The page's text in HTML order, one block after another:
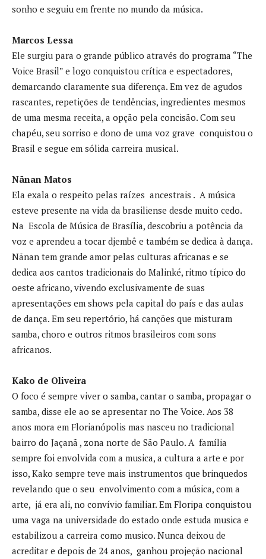
sonho e seguiu em frente no mundo da música.
Marcos Lessa
Ele surgiu para o grande público através do programa “The
Voice Brasil” e logo conquistou crítica e espectadores,
demarcando claramente sua diferença. Em vez de agudos
rascantes, repetições de tendências, ingredientes mesmos
de uma mesma receita, a opção pela concisão. Com seu
chapéu, seu sorriso e dono de uma voz grave conquistou o
Brasil e segue em sólida carreira musical.
Nãnan Matos
Ela exala o respeito pelas raízes ancestrais . A música
esteve presente na vida da brasiliense desde muito cedo.
Na Escola de Música de Brasília, descobriu a potência da
voz e aprendeu a tocar djembê e também se dedica à dança.
Nãnan tem grande amor pelas culturas africanas e se
dedica aos cantos tradicionais do Malinké, ritmo típico do
oeste africano, vivendo exclusivamente de suas
apresentações em shows pela capital do país e das aulas
de dança. Em seu repertório, há canções que misturam
samba, choro e outros ritmos brasileiros com sons
africanos.
Kako de Oliveira
O foco é sempre viver o samba, cantar o samba, propagar o
samba, disse ele ao se apresentar no The Voice. Aos 38
anos mora em Florianópolis mas nasceu no tradicional
bairro do Jaçanã , zona norte de São Paulo. A família
sempre foi envolvida com a musica, a cultura a arte e por
isso, Kako sempre teve mais instrumentos que brinquedos
revelando que o seu envolvimento com a música, com a
arte, já era ali, no convívio familiar. Em Floripa conquistou
uma vaga na universidade do estado onde estuda musica e
estabilizou a carreira como musico. Nunca deixou de
acreditar e depois de 24 anos, ganhou projeção nacional